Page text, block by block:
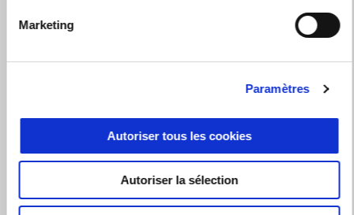
Marketing
Paramètres
Autoriser tous les cookies
Autoriser la sélection
Valable jusqu'au31 août 2026
RS 457 AVEC 300€ D'AVANTAGES CLIENT